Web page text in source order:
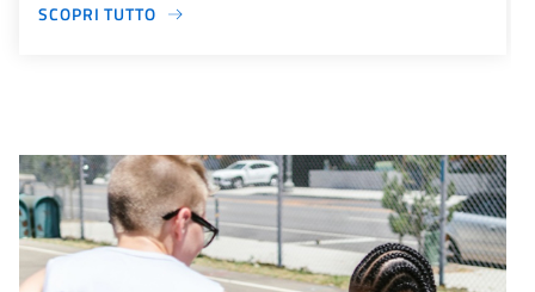
SCOPRI TUTTO